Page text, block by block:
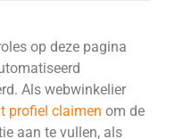
op deze pagina
Als webwinkelier
profiel claimen om de
aan te vullen, als